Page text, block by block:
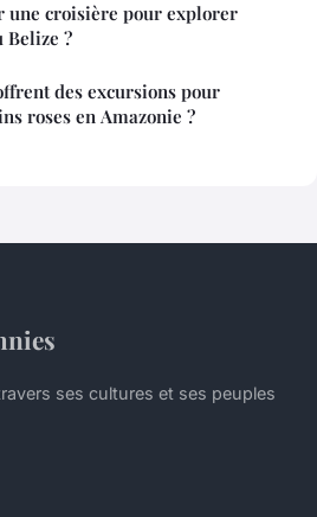
une croisière pour explorer
Belize ?
des excursions pour
roses en Amazonie ?
ses cultures et ses peuples